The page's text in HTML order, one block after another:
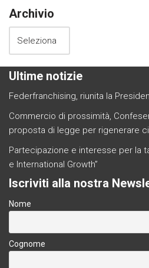
Archivio
Ultime notizie
Federfranchising, riunita la
Commercio di prossimità,
proposta di legge per rigenerare
Partecipazione e interesse per la
e International Growth”
Iscriviti alla nostra
Nome
Cognome